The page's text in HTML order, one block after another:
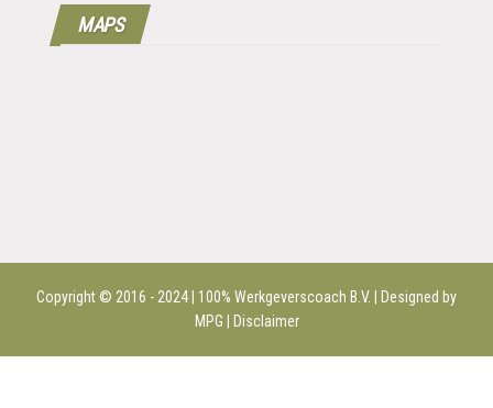
MAPS
Copyright © 2016 - 2024 | 100% Werkgeverscoach B.V. | Designed by
MPG |
Disclaimer